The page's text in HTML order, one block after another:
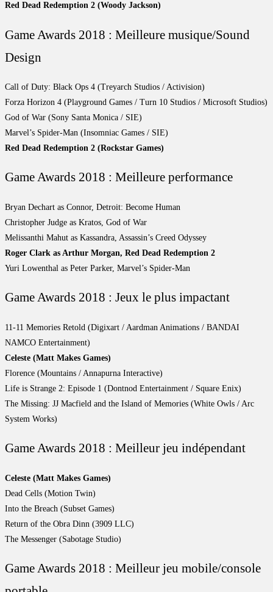
Red Dead Redemption 2 (Woody Jackson)
Game Awards 2018 : Meilleure musique/Sound
Design
Call of Duty: Black Ops 4 (Treyarch Studios / Activision)
Forza Horizon 4 (Playground Games / Turn 10 Studios / Microsoft Studios)
God of War (Sony Santa Monica / SIE)
Marvel’s Spider-Man (Insomniac Games / SIE)
Red Dead Redemption 2 (Rockstar Games)
Game Awards 2018 : Meilleure performance
Bryan Dechart as Connor, Detroit: Become Human
Christopher Judge as Kratos, God of War
Melissanthi Mahut as Kassandra, Assassin’s Creed Odyssey
Roger Clark as Arthur Morgan, Red Dead Redemption 2
Yuri Lowenthal as Peter Parker, Marvel’s Spider-Man
Game Awards 2018 : Jeux le plus impactant
11-11 Memories Retold (Digixart / Aardman Animations / BANDAI
NAMCO Entertainment)
Celeste (Matt Makes Games)
Florence (Mountains / Annapurna Interactive)
Life is Strange 2: Episode 1 (Dontnod Entertainment / Square Enix)
The Missing: JJ Macfield and the Island of Memories (White Owls / Arc
System Works)
Game Awards 2018 : Meilleur jeu indépendant
Celeste (Matt Makes Games)
Dead Cells (Motion Twin)
Into the Breach (Subset Games)
Return of the Obra Dinn (3909 LLC)
The Messenger (Sabotage Studio)
Game Awards 2018 : Meilleur jeu mobile/console